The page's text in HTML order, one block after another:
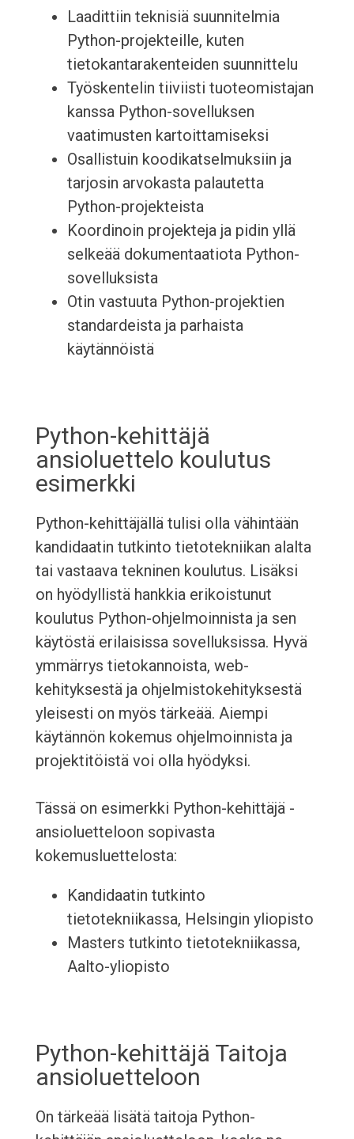
Laadittiin teknisiä suunnitelmia
Python-projekteille, kuten
tietokantarakenteiden suunnittelu
Työskentelin tiiviisti tuoteomistajan
kanssa Python-sovelluksen
vaatimusten kartoittamiseksi
Osallistuin koodikatselmuksiin ja
tarjosin arvokasta palautetta
Python-projekteista
Koordinoin projekteja ja pidin yllä
selkeää dokumentaatiota Python-
sovelluksista
Otin vastuuta Python-projektien
standardeista ja parhaista
käytännöistä
Python-kehittäjä
ansioluettelo koulutus
esimerkki
Python-kehittäjällä tulisi olla vähintään
kandidaatin tutkinto tietotekniikan alalta
tai vastaava tekninen koulutus. Lisäksi
on hyödyllistä hankkia erikoistunut
koulutus Python-ohjelmoinnista ja sen
käytöstä erilaisissa sovelluksissa. Hyvä
ymmärrys tietokannoista, web-
kehityksestä ja ohjelmistokehityksestä
yleisesti on myös tärkeää. Aiempi
käytännön kokemus ohjelmoinnista ja
projektitöistä voi olla hyödyksi.
Tässä on esimerkki Python-kehittäjä -
ansioluetteloon sopivasta
kokemusluettelosta:
Kandidaatin tutkinto
tietotekniikassa, Helsingin yliopisto
Masters tutkinto tietotekniikassa,
Aalto-yliopisto
Python-kehittäjä Taitoja
ansioluetteloon
On tärkeää lisätä taitoja Python-